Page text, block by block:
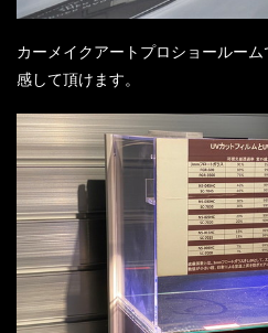
カーメイクアートプロショールー
感して頂けます。